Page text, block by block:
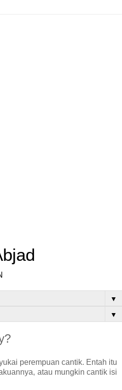
▼
▼
perempuan cantik. Entah itu
atau mungkin cantik isi